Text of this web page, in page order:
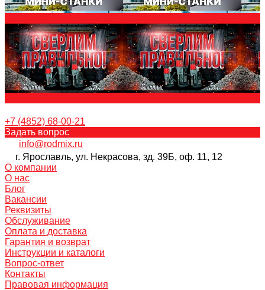
+7 (4852) 68-00-21
Задать вопрос
info@rodmix.ru
г. Ярославль, ул. Некрасова, зд. 39Б, оф. 11, 12
О компании
О нас
Блог
Вакансии
Реквизиты
Обслуживание
Оплата и доставка
Гарантия и возврат
Инструкции и каталоги
Вопрос-ответ
Контакты
Правовая информация